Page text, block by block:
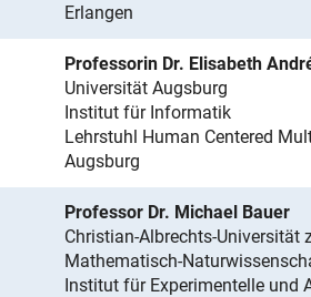
Erlangen
Professorin Dr. Elisabeth
Universität Augsburg
Institut für Informatik
Lehrstuhl Human Centered
Augsburg
Professor Dr. Michael Bauer
Christian-Albrechts-Universität
Mathematisch-
Institut für Experimentelle und